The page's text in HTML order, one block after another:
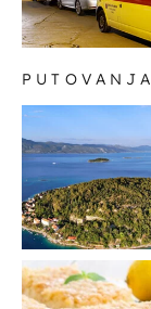
PUTOVANJA